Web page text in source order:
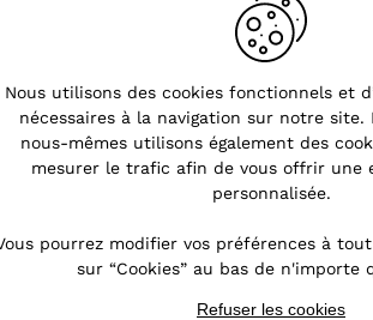
Bien choisir ses
d'oreilles
Les boucles d’oreilles sont des
de mode incontournables
conçus pour compléter et
look. Pour que ce look soit réussi,
doivent se porter le plus
Nous utilisons des cookies fonctionnels et
nécessaires à la navigation sur notre site.
nous-mêmes utilisons également des
mesurer le trafic afin de vous offrir une
personnalisée.
pourrez modifier vos préférences à
sur “Cookies” au bas de n'importe
Refuser les cookies